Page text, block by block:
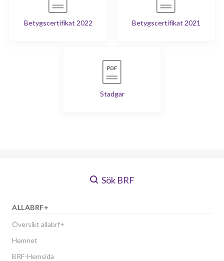
Betygscertifikat 2022 Betygscertifikat 2021
Stadgar
Sök BRF
ALLABRF+
Översikt allabrf+
Hemnet
BRF-Hemsida